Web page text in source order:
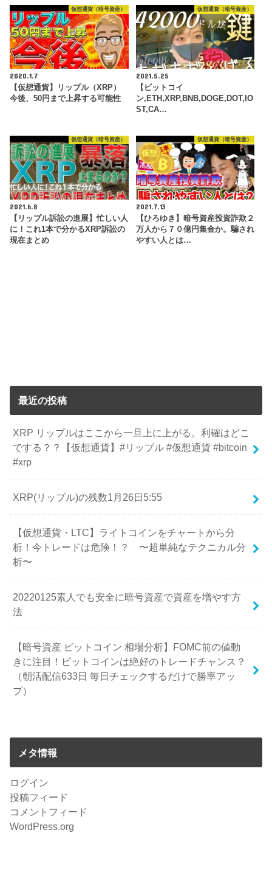
仮想通貨（暗号資産）
2020.1.7
【仮想通貨】リップル（XRP）
今後、50円まで上昇する可能性
仮想通貨（暗号資産）
2021.5.25
【ビットコイ
ン,ETH,XRP,BNB,DOGE,DOT,IO
ST,CA…
仮想通貨（暗号資産）
2021.6.8
【リップル訴訟の進展】忙しい人
に！これ1本で分かるXRP訴訟の
現在まとめ
仮想通貨（暗号資産）
2021.7.13
【ひろゆき】暗号資産投資詐欺２
万人から７０億円集金か。騙され
やすい人とは…
最近の投稿
XRP リップルはここから一旦上に上がる。利確はどこ
でする？？【仮想通貨】#リップル #仮想通貨 #bitcoin
#xrp
XRP(リップル)の残数1月26日5:55
【仮想通貨・LTC】ライトコインをチャートから分
析！今トレードは危険！？ 〜超単純なテクニカル分
析〜
20220125素人でも安全に暗号資産で資産を増やす方
法
【暗号資産 ビットコイン 相場分析】FOMC前の値動
きに注目！ビットコインは絶好のトレードチャンス？
（朝活配信633日 毎日チェックするだけで勝率アッ
プ）
メタ情報
ログイン
投稿フィード
コメントフィード
WordPress.org